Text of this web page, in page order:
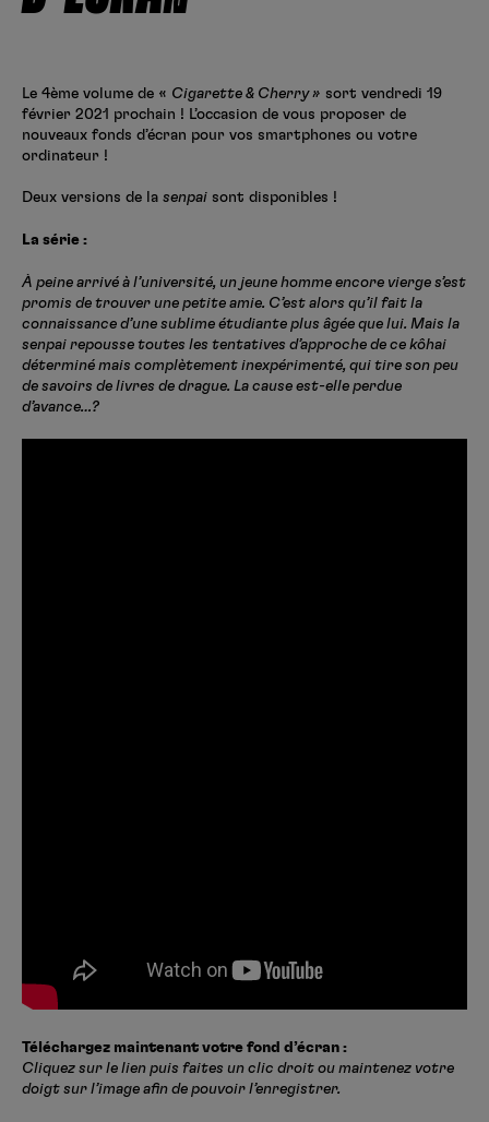
Le 4ème volume de « Cigarette & Cherry » sort vendredi 19
février 2021 prochain ! L’occasion de vous proposer de
nouveaux fonds d’écran pour vos smartphones ou votre
ordinateur !
Deux versions de la senpai sont disponibles !
La série :
À peine arrivé à l’université, un jeune homme encore vierge s’est
promis de trouver une petite amie. C’est alors qu’il fait la
connaissance d’une sublime étudiante plus âgée que lui. Mais la
senpai repousse toutes les tentatives d’approche de ce kôhai
déterminé mais complètement inexpérimenté, qui tire son peu
de savoirs de livres de drague. La cause est-elle perdue
d’avance…?
Téléchargez maintenant votre fond d’écran :
Cliquez sur le lien puis faites un clic droit ou maintenez votre
doigt sur l’image afin de pouvoir l’enregistrer.
Se connecter S’inscrire
Fire Force
Black Butler